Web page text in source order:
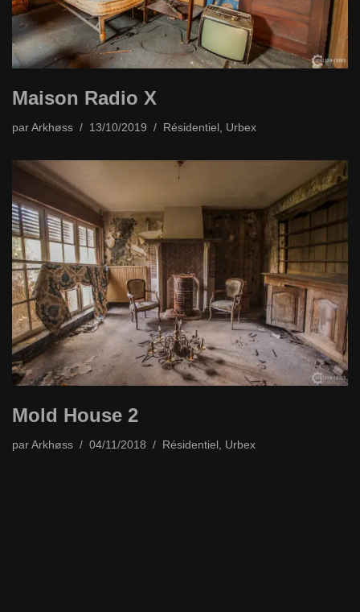
Maison Radio X
par Arkhøss 13/10/2019 Résidentiel , Urbex
Mold House 2
par Arkhøss 04/11/2018 Résidentiel , Urbex